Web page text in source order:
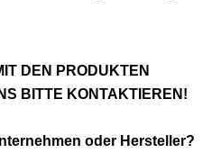
DEN PRODUKTEN
BITTE KONTAKTIEREN!
oder Hersteller?